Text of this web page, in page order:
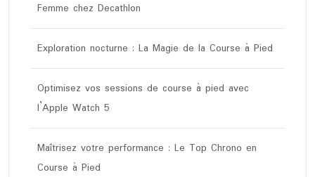
Femme chez Decathlon
Exploration nocturne : La Magie de la Course à Pied
Optimisez vos sessions de course à pied avec
l’Apple Watch 5
Maîtrisez votre performance : Le Top Chrono en
Course à Pied